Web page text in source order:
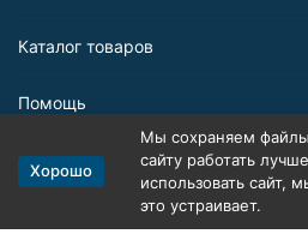
Каталог товаров
Помощь
Информация
Политика персональных данных
Хорошо
Мы сохраняем
сайту работать
использовать сайт,
это устраивает.